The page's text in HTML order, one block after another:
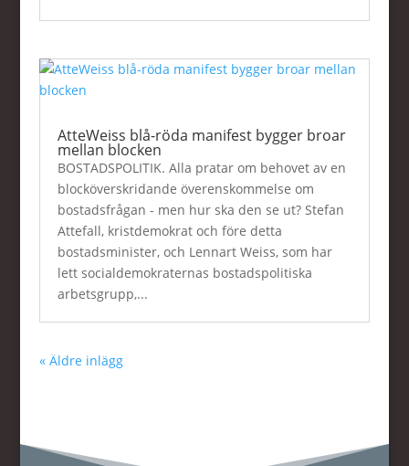
AtteWeiss blå-röda manifest bygger broar
mellan blocken
BOSTADSPOLITIK. Alla pratar om behovet av en
blocköverskridande överenskommelse om
bostadsfrågan - men hur ska den se ut? Stefan
Attefall, kristdemokrat och före detta
bostadsminister, och Lennart Weiss, som har
lett socialdemokraternas bostadspolitiska
arbetsgrupp,...
« Äldre inlägg